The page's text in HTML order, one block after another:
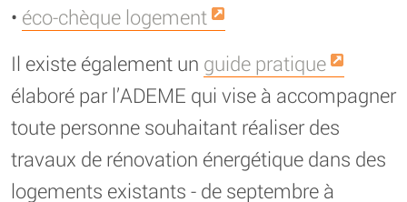
• éco-chèque logement
Il existe également un guide pratique
élaboré par l’ADEME qui vise à accompagner
toute personne souhaitant réaliser des
travaux de rénovation énergétique dans des
logements existants - de septembre à